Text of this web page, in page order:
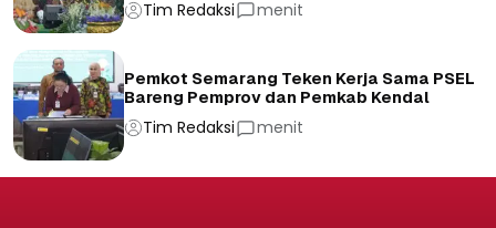
Tim Redaksi menit
Pemkot Semarang Teken Kerja Sama PSEL
Bareng Pemprov dan Pemkab Kendal
Tim Redaksi menit